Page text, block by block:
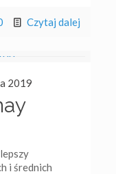
Czytaj dalej
2019
i średnich